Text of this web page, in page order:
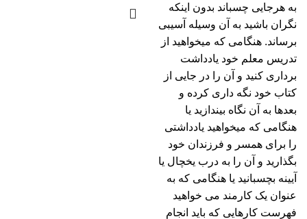
به هرجایی چسباند بدون اینکه
نگران باشید به آن وسیله آسیبی
برساند. هنگامی که میخواهید از
تدریس معلم خود یادداشت
برداری کنید و آن را در جایی از
کتاب خود نگه داری کرده و
بعدها به آن نگاه بیندازید یا
هنگامی که میخواهید یادداشتی
را برای همسر و فرزندان خود
بگذارید و آن را به درب یخچال یا
آیینه بچسبانید یا هنگامی که به
عنوان یک کارمند می خواهید
فهرست کارهایی که باید انجام